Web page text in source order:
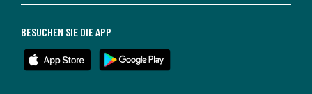
BESUCHEN SIE DIE APP